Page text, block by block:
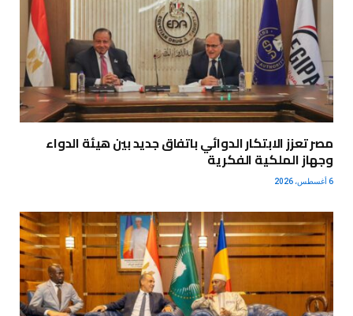
مصر تعزز الابتكار الدوائي باتفاق جديد بين هيئة الدواء
وجهاز الملكية الفكرية
6 أغسطس، 2026